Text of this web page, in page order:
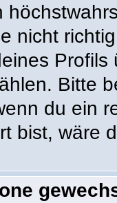
nicht
Bitte
du ein
bist, wäre